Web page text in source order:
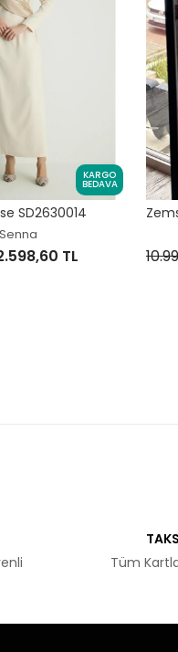
KARGO
BEDAVA
SD2630014
Senna
TL
Tüm